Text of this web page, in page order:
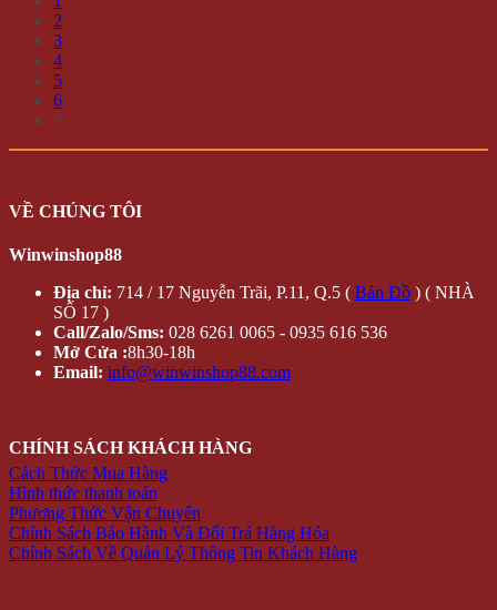
2
3
4
5
6
7
VỀ CHÚNG TÔI
Winwinshop88
Địa chỉ: 714 / 17 Nguyễn Trãi, P.11, Q.5 ( Bản Đồ ) ( NHÀ
SỐ 17 )
Call/Zalo/Sms: 028 6261 0065 - 0935 616 536
Mở Cửa :8h30-18h
Email: info@winwinshop88.com
CHÍNH SÁCH KHÁCH HÀNG
Cách Thức Mua Hàng
Hình thức thanh toán
Phương Thức Vận Chuyển
Chính Sách Bảo Hành Và Đổi Trả Hàng Hóa
Chính Sách Về Quản Lý Thông Tin Khách Hàng